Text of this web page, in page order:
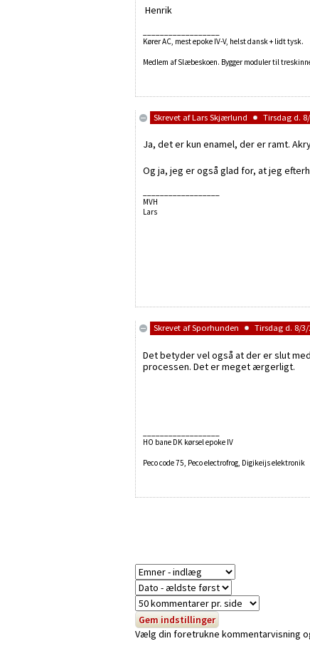
Henrik
Kører AC, mest epoke IV-V, helst dansk + lidt tysk.
Medlem af Slæbeskoen. Bygger moduler til
Skrevet afLars Skjærlund Tirsdag d.
Ja, det er kun enamel, der er ramt.
Og ja, jeg er også glad for, at jeg
MVH
Lars
Skrevet afSporhunden Tirsdag d. 8/3/
Det betyder vel også at der er slut
processen. Det er meget ærgerligt.
HO bane DK kørsel epoke IV
Peco code 75, Peco electrofrog, Digikeijs elektronik
Vælg din foretrukne kommentarvisning